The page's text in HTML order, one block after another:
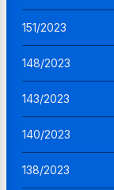
151/2023
148/2023
143/2023
140/2023
138/2023